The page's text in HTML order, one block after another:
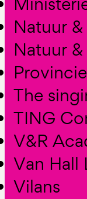
Natuur
Natuur
The
TING
V&R
Van Hall
Vilans